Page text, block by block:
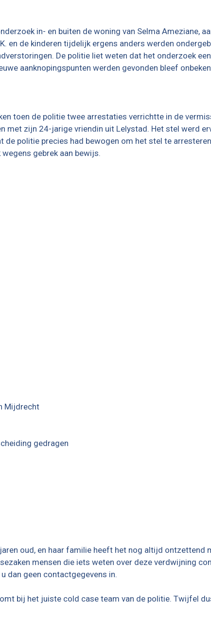
in- en buiten de woning van Selma Ameziane,
en de kinderen tijdelijk ergens anders werden
De politie liet weten dat het onderzoek
aanknopingspunten werden gevonden bleef
toen de politie twee arrestaties verrichtte in de
met zijn 24-jarige vriendin uit Lelystad. Het stel werd
de politie precies had bewogen om het stel te
gebrek aan bewijs.
Mijdrecht
gedragen
oud, en haar familie heeft het nog altijd
mensen die iets weten over deze verdwijning
dan geen contactgegevens in.
bij het juiste cold case team van de politie. Twijfel